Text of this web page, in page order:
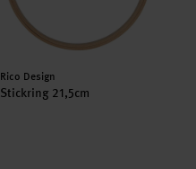
Hersteller:
Rico Design
Stickring 21,5cm